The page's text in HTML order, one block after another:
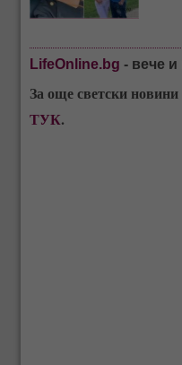
LifeOnline.bg - вече и
За още светски новини
ТУК.